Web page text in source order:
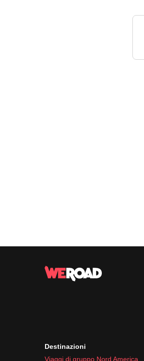
Destinazioni
Viaggi di gruppo Nord America